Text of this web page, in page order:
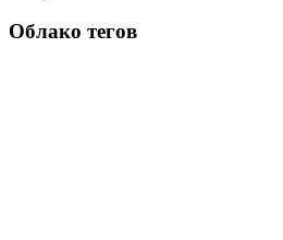
Облако тегов